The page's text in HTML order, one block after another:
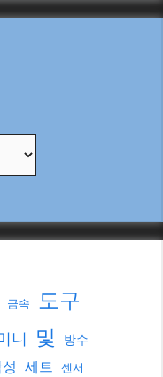
금속 도구
니 및 방수
세트 센서